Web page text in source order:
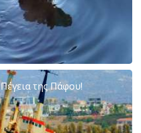
της Πάφου!